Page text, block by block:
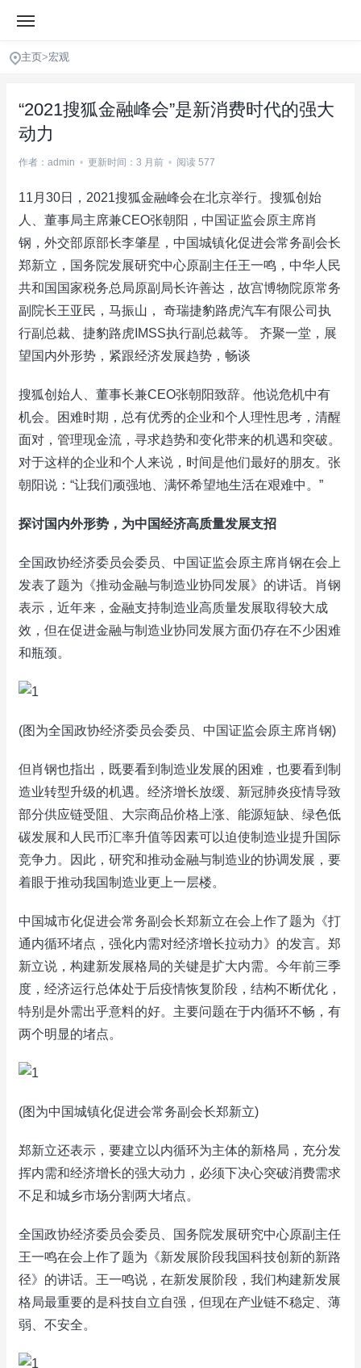
主页>宏观
“2021搜狐金融峰会”是新消费时代的强大
动力
作者：admin • 更新时间：3 月前 • 阅读 577
11月30日，2021搜狐金融峰会在北京举行。搜狐创始
人、董事局主席兼CEO张朝阳，中国证监会原主席肖
钢，外交部原部长李肇星，中国城镇化促进会常务副会长
郑新立，国务院发展研究中心原副主任王一鸣，中华人民
共和国国家税务总局原副局长许善达，故宫博物院原常务
副院长王亚民，马振山， 奇瑞捷豹路虎汽车有限公司执
行副总裁、捷豹路虎IMSS执行副总裁等。 齐聚一堂，展
望国内外形势，紧跟经济发展趋势，畅谈
搜狐创始人、董事长兼CEO张朝阳致辞。他说危机中有
机会。困难时期，总有优秀的企业和个人理性思考，清醒
面对，管理现金流，寻求趋势和变化带来的机遇和突破。
对于这样的企业和个人来说，时间是他们最好的朋友。张
朝阳说：“让我们顽强地、满怀希望地生活在艰难中。”
探讨国内外形势，为中国经济高质量发展支招
全国政协经济委员会委员、中国证监会原主席肖钢在会上
发表了题为《推动金融与制造业协同发展》的讲话。肖钢
表示，近年来，金融支持制造业高质量发展取得较大成
效，但在促进金融与制造业协同发展方面仍存在不少困难
和瓶颈。
(图为全国政协经济委员会委员、中国证监会原主席肖钢)
但肖钢也指出，既要看到制造业发展的困难，也要看到制
造业转型升级的机遇。经济增长放缓、新冠肺炎疫情导致
部分供应链受阻、大宗商品价格上涨、能源短缺、绿色低
碳发展和人民币汇率升值等因素可以迫使制造业提升国际
竞争力。因此，研究和推动金融与制造业的协调发展，要
着眼于推动我国制造业更上一层楼。
中国城市化促进会常务副会长郑新立在会上作了题为《打
通内循环堵点，强化内需对经济增长拉动力》的发言。郑
新立说，构建新发展格局的关键是扩大内需。今年前三季
度，经济运行总体处于后疫情恢复阶段，结构不断优化，
特别是外需出乎意料的好。主要问题在于内循环不畅，有
两个明显的堵点。
(图为中国城镇化促进会常务副会长郑新立)
郑新立还表示，要建立以内循环为主体的新格局，充分发
挥内需和经济增长的强大动力，必须下决心突破消费需求
不足和城乡市场分割两大堵点。
全国政协经济委员会委员、国务院发展研究中心原副主任
王一鸣在会上作了题为《新发展阶段我国科技创新的新路
径》的讲话。王一鸣说，在新发展阶段，我们构建新发展
格局最重要的是科技自立自强，但现在产业链不稳定、薄
弱、不安全。